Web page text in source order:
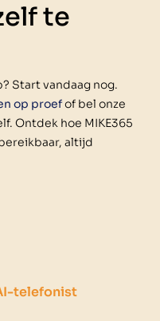
te
Start vandaag nog.
op proefof bel onze
Ontdek hoe MIKE365
altijd
telefonist